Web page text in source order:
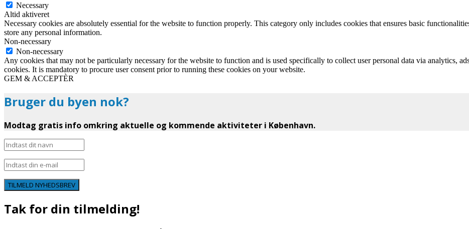
Necessary
Altid aktiveret
Necessary cookies are absolutely essential for the website to function properly. This category only includes cookies that ensures basic
store any personal information.
Non-necessary
Non-necessary
Any cookies that may not be particularly necessary for the website to function and is used specifically to collect user personal data via analytics,
cookies. It is mandatory to procure user consent prior to running these cookies on your website.
GEM & ACCEPTÈR
Bruger du byen nok?
Modtag gratis info omkring aktuelle og kommende aktiviteter i København.
TILMELD NYHEDSBREV
Tak for din tilmelding!